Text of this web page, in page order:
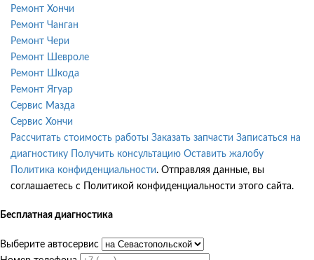
Ремонт Хончи
Ремонт Чанган
Ремонт Чери
Ремонт Шевроле
Ремонт Шкода
Ремонт Ягуар
Сервис Мазда
Сервис Хончи
Рассчитать стоимость работы Заказать запчасти Записаться на
диагностику
Получить консультацию Оставить жалобу
Политика конфиденциальности. Отправляя данные, вы
соглашаетесь с Политикой конфиденциальности этого сайта.
Бесплатная диагностика
Выберите автосервис